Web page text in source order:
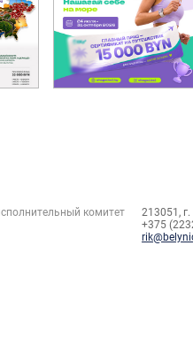
комитет
213051,
+375